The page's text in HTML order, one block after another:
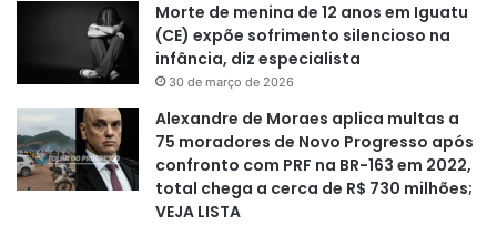
Morte de menina de 12 anos em Iguatu
(CE) expõe sofrimento silencioso na
infância, diz especialista
30 de março de 2026
Alexandre de Moraes aplica multas a
75 moradores de Novo Progresso após
confronto com PRF na BR-163 em 2022,
total chega a cerca de R$ 730 milhões;
VEJA LISTA